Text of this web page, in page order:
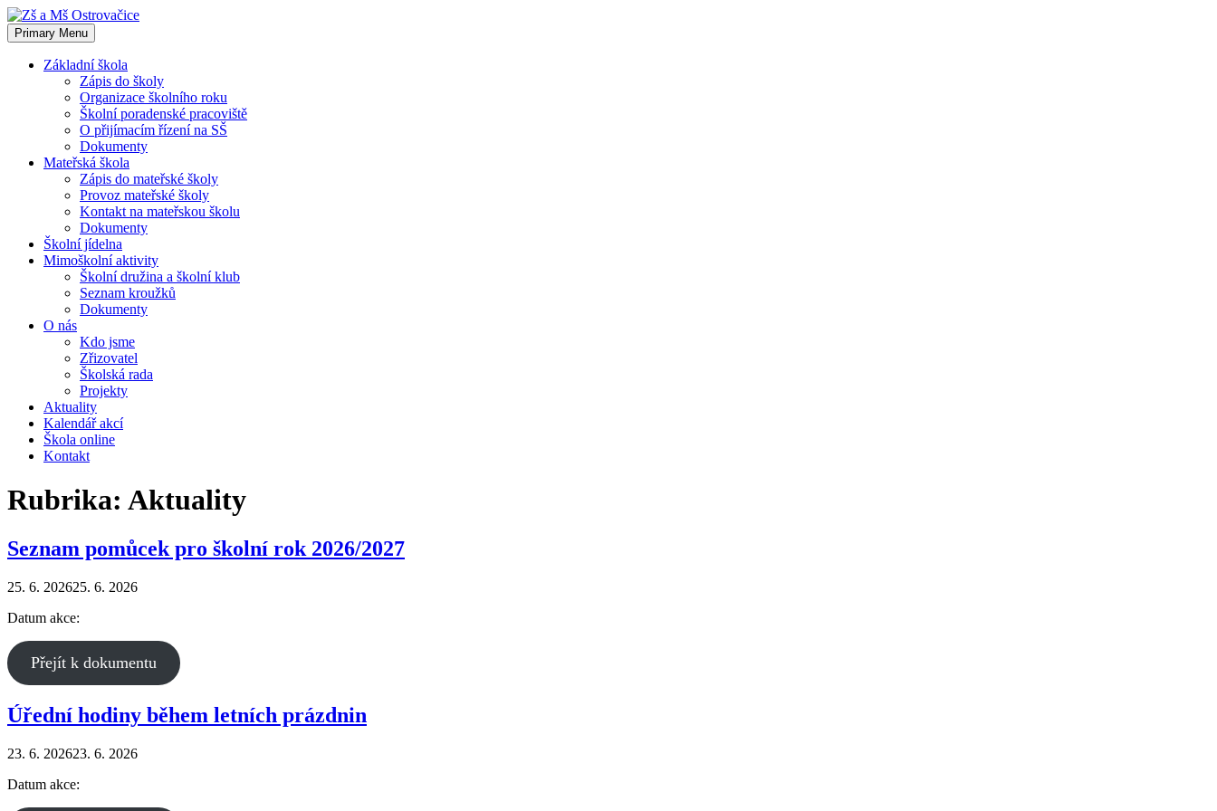
Skip
to
content
Primary Menu
Základní škola
Zápis do školy
Organizace školního roku
Školní poradenské pracoviště
O přijímacím řízení na SŠ
Dokumenty
Mateřská škola
Zápis do mateřské školy
Provoz mateřské školy
Kontakt na mateřskou školu
Dokumenty
Školní jídelna
Mimoškolní aktivity
Školní družina a školní klub
Seznam kroužků
Dokumenty
O nás
Kdo jsme
Zřizovatel
Školská rada
Projekty
Aktuality
Kalendář akcí
Škola online
Kontakt
Rubrika: Aktuality
Seznam pomůcek pro školní rok 2026/2027
25. 6. 202625. 6. 2026
Datum akce:
Přejít k dokumentu
Úřední hodiny během letních prázdnin
23. 6. 202623. 6. 2026
Datum akce: